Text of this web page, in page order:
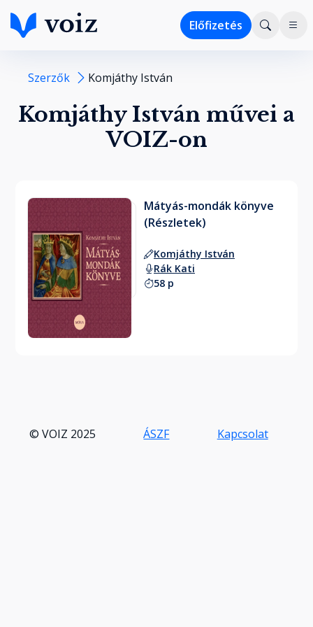
Előfizetés
Szerzők Komjáthy István
Komjáthy István művei a
VOIZ-on
Mátyás-mondák könyve
(Részletek)
Komjáthy István
Rák Kati
58 p
© VOIZ 2025 ÁSZF Kapcsolat